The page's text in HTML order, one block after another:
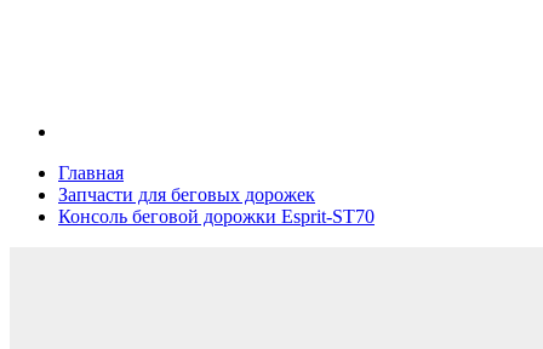
Главная
Запчасти для беговых дорожек
Консоль беговой дорожки Esprit-ST70